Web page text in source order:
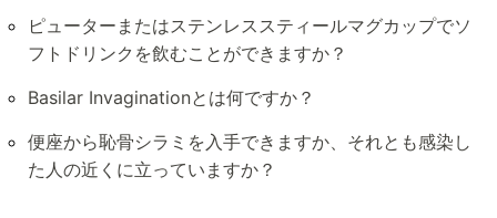
ピューターまたはステンレススティールマグカップでソ
フトドリンクを飲むことができますか？
Basilar Invaginationとは何ですか？
便座から恥骨シラミを入手できますか、それとも感染し
た人の近くに立っていますか？